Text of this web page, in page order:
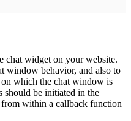
chat widget on your website.
window behavior, and also to
which the chat window is
should be initiated in the
within a callback function